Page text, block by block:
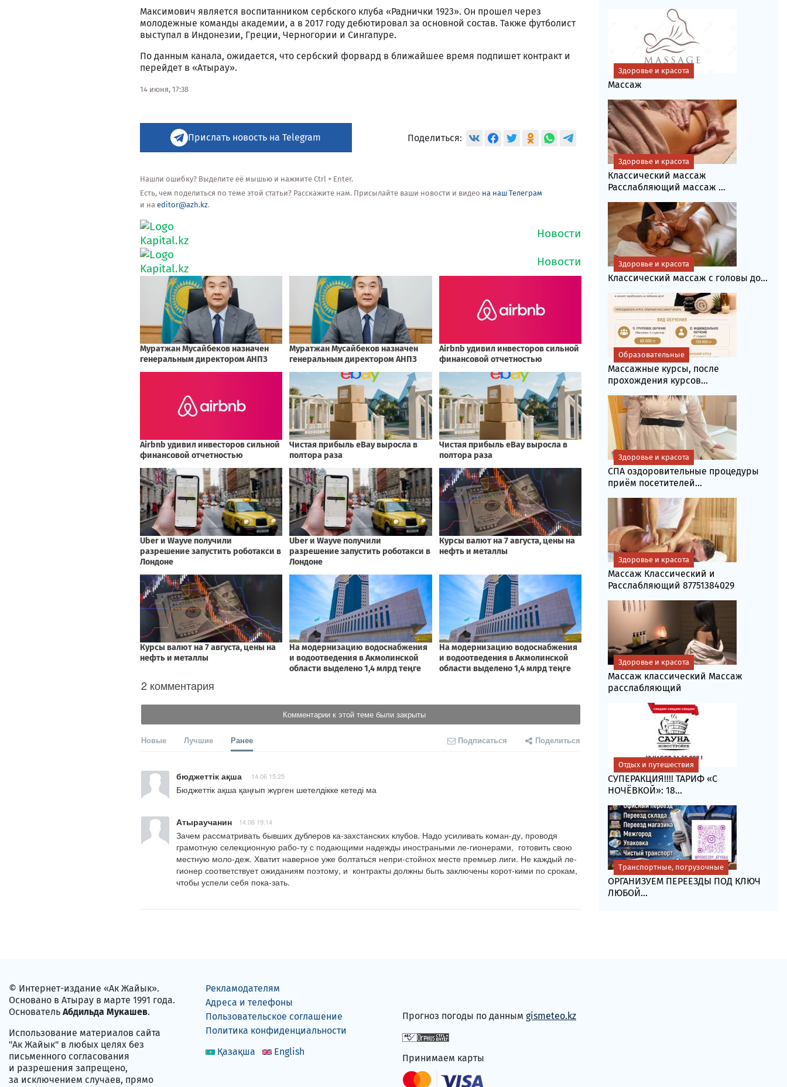
Максимович является воспитанником сербского клуба «Раднички 1923». Он прошел через
молодежные команды академии, а в 2017 году дебютировал за основной состав. Также футболист
выступал в Индонезии, Греции, Черногории и Сингапуре.
По данным канала, ожидается, что сербский форвард в ближайшее время подпишет контракт и
перейдет в «Атырау».
14 июня, 17:38
Прислать новость на Telegram Поделиться:
Нашли ошибку? Выделите её мышью и нажмите Ctrl + Enter.
Есть, чем поделиться по теме этой статьи? Расскажите нам. Присылайте ваши новости и видео на наш Телеграм
и на editor@azh.kz.
2 комментария
Комментарии к этой теме были закрыты
Новые Лучшие Ранее Подписаться Поделиться
бюджеттік ақша 14.06 15:25
Бюджеттік ақша қаңғып жүрген шетелдікке кетеді ма
Атыраучанин 14.06 19:14
Зачем рассматривать бывших дублеров ка-захстанских клубов. Надо усиливать коман-ду, проводя
грамотную селекционную рабо-ту с подающими надежды иностраными ле-гионерами,  готовить свою
местную моло-деж. Хватит наверное уже болтаться непри-стойнох месте премьер лиги. Не каждый ле-
гионер соответствует ожиданиям поэтому, и  контракты должны быть заключены корот-кими по срокам,
чтобы успели себя пока-зать.
Массаж
Здоровье и красота
Классический массаж
Расслабляющий массаж ...
Здоровье и красота
Классический массаж с головы до...
Здоровье и красота
Массажные курсы, после
прохождения курсов...
Образовательные
СПА оздоровительные процедуры
приём посетителей...
Здоровье и красота
Массаж Классический и
Расслабляющий 87751384029
Здоровье и красота
Массаж классический Массаж
расслабляющий
Здоровье и красота
СУПЕРАКЦИЯ!!!! ТАРИФ «C
НОЧЁВКОЙ»: 18...
Отдых и путешествия
ОРГАНИЗУЕМ ПЕРЕЕЗДЫ ПОД КЛЮЧ
ЛЮБОЙ...
Транспортные, погрузочные
© Интернет-издание «Ак Жайык».
Основано в Атырау в марте 1991 года.
Основатель Абдильда Мукашев.
Использование материалов сайта
"Ак Жайык" в любых целях без
письменного согласования
и разрешения запрещено,
за исключением случаев, прямо
Рекламодателям
Адреса и телефоны
Пользовательское соглашение
Политика конфиденциальности
Қазақша
English
Прогноз погоды по данным gismeteo.kz
Принимаем карты